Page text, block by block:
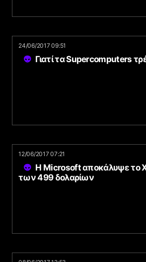
24/06/2017 09:51
Γιατί τα Supercomputers
12/06/2017 07:21
Η Microsoft αποκάλυψε το
των 499 δολαρίων